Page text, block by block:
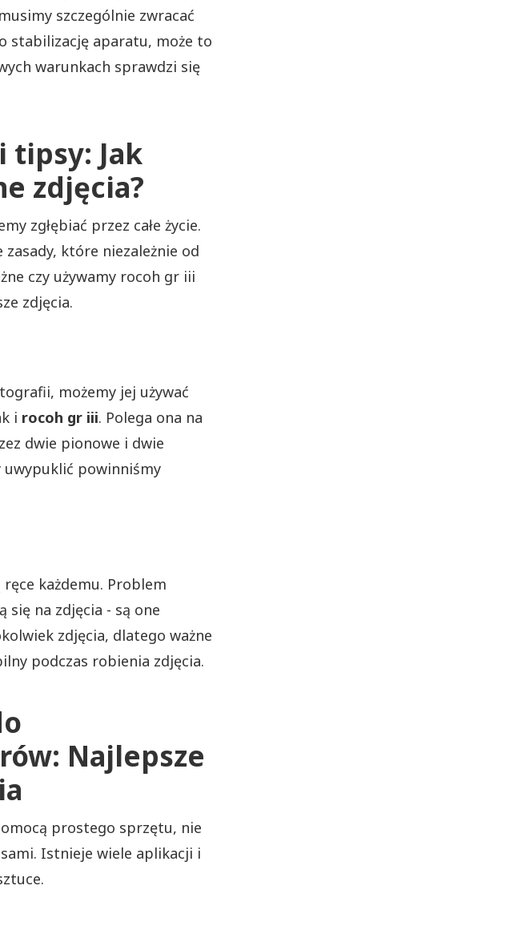
szczególnie zwracać
stabilizację aparatu, może to
warunkach sprawdzi się
tipsy: Jak
zdjęcia?
zgłębiać przez całe życie.
które niezależnie od
czy używamy rocoh gr iii
zdjęcia.
możemy jej używać
i rocoh gr iii. Polega ona na
dwie pionowe i dwie
uwypuklić powinniśmy
ręce każdemu. Problem
się na zdjęcia - są one
zdjęcia, dlatego ważne
podczas robienia zdjęcia.
Najlepsze
prostego sprzętu, nie
Istnieje wiele aplikacji i